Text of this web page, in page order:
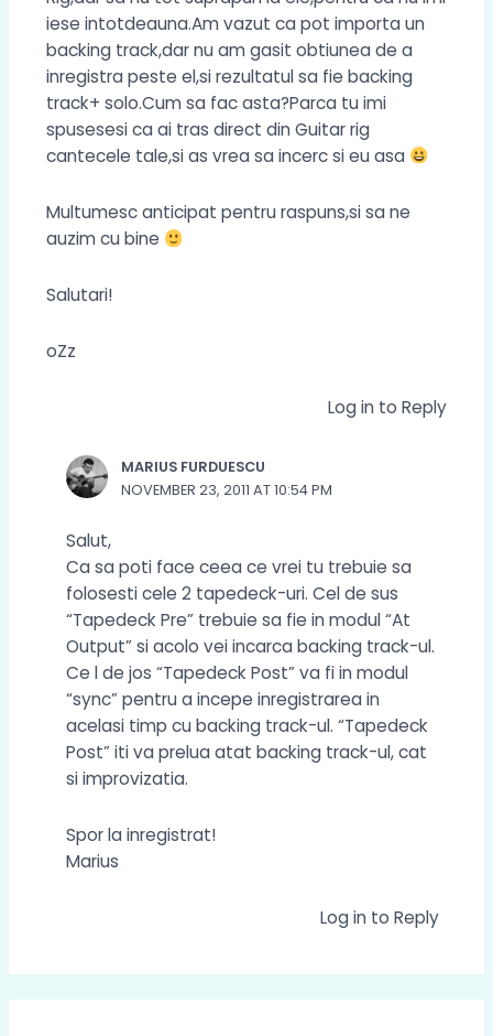
iese intotdeauna.Am vazut ca pot importa un
backing track,dar nu am gasit obtiunea de a
inregistra peste el,si rezultatul sa fie backing
track+ solo.Cum sa fac asta?Parca tu imi
spusesesi ca ai tras direct din Guitar rig
cantecele tale,si as vrea sa incerc si eu asa
Multumesc anticipat pentru raspuns,si sa ne
auzim cu bine
Salutari!
oZz
Log in to Reply
MARIUS FURDUESCU
NOVEMBER 23, 2011 AT 10:54 PM
Salut,
Ca sa poti face ceea ce vrei tu trebuie sa
folosesti cele 2 tapedeck-uri. Cel de sus
“Tapedeck Pre” trebuie sa fie in modul “At
Output” si acolo vei incarca backing track-ul.
Ce l de jos “Tapedeck Post” va fi in modul
“sync” pentru a incepe inregistrarea in
acelasi timp cu backing track-ul. “Tapedeck
Post” iti va prelua atat backing track-ul, cat
si improvizatia.
Spor la inregistrat!
Marius
Log in to Reply